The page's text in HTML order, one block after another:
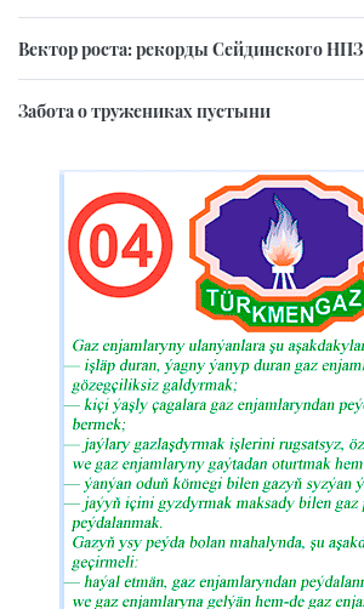
Вектор роста: рекорды Сейдинского НПЗ
Забота о тружениках пустыни